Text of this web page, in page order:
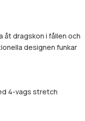
åt dragskon i fållen och
designen funkar
4-vags stretch